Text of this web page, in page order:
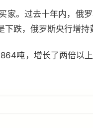
家。过去十年内，俄
跌，俄罗斯央行增持
吨，增长了两倍以